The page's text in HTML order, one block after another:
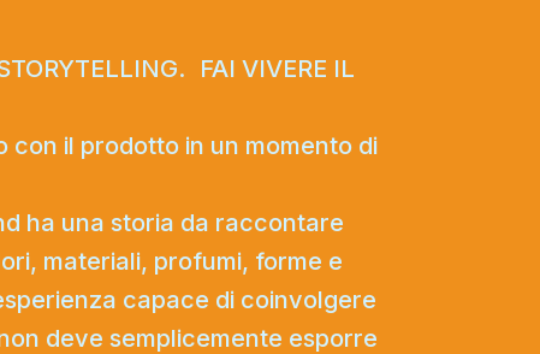
FAI VIVERE IL
il prodotto in un momento di
ha una storia da raccontare
materiali, profumi, forme e
capace di coinvolgere
deve semplicemente esporre